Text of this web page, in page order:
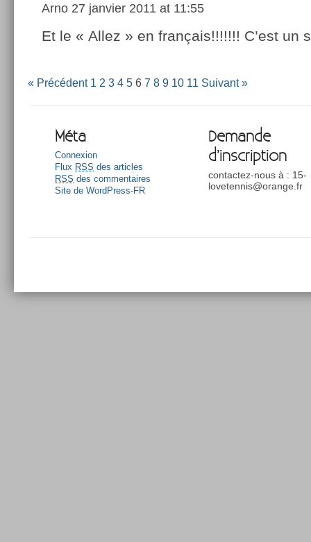
Arno 27 janvier 2011 at 11:55
Et le « Allez » en français!!!!!!! C’est un
« Précédent 1 2 3 4 5 6 7 8 9 10 11 Suivant »
Méta
Connexion
Flux RSS des articles
RSS des commentaires
Site de WordPress-FR
Demande
d’inscription
contactez-nous à : 15-
lovetennis@orange.fr